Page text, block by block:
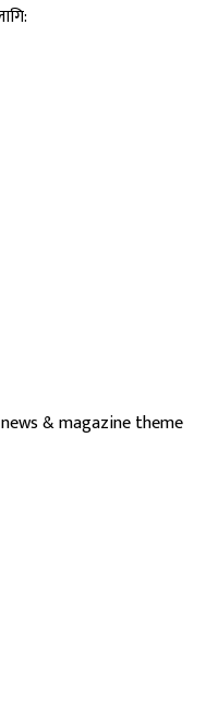
& magazine theme